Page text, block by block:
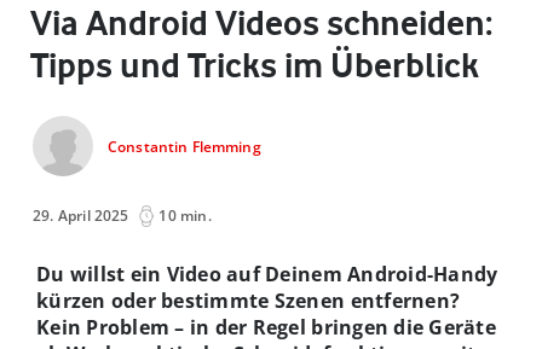
Via Android Videos schneiden:
Tipps und Tricks im Überblick
Constantin Flemming
29. April 2025 10 min.
Du willst ein Video auf Deinem Android-Handy
kürzen oder bestimmte Szenen entfernen?
Kein Problem – in der Regel bringen die Geräte